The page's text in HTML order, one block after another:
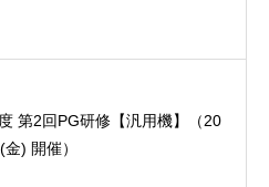
第2回PG研修【汎用機】（20
) 開催）